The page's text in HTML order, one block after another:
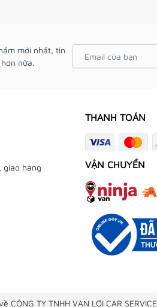
mới nhất, tin
nữa.
giao hàng
THANH TOÁN
VẬN CHUYỂN
TY TNHH VẠN LỢI CAR SERVICE